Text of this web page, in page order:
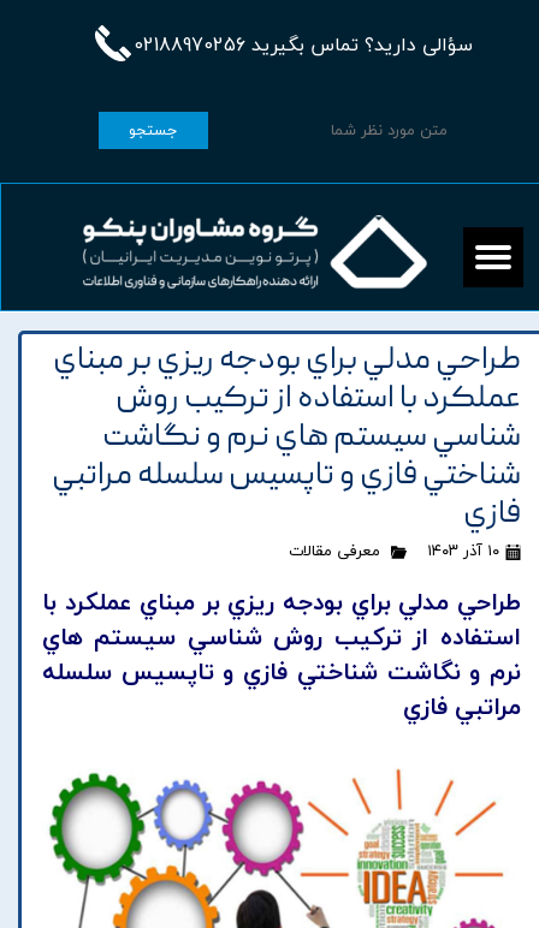
سؤالی دارید؟ تماس بگیرید 02188970256
جستجو
طراحي مدلي براي بودجه ريزي بر مبناي
عملکرد با استفاده از ترکيب روش
شناسي سيستم هاي نرم و نگاشت
شناختي فازي و تاپسيس سلسله مراتبي
فازي
۱۰ آذر ۱۴۰۳ معرفی مقالات
طراحي مدلي براي بودجه ريزي بر مبناي عملکرد با
استفاده از ترکيب روش شناسي سيستم هاي
نرم و نگاشت شناختي فازي و تاپسيس سلسله
مراتبي فازي